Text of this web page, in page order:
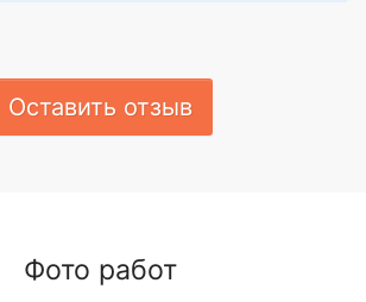
Оставить отзыв
Фото работ